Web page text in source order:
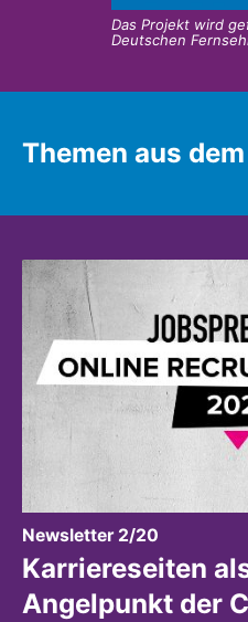
Das Projekt wird
Deutschen
Themen aus
Newsletter 2/20
Karriereseiten
Angelpunkt der